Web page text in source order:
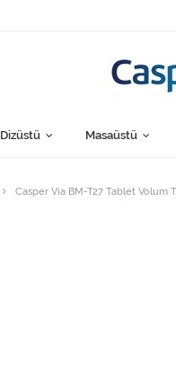
Dizüstü Masaüstü
Casper Via BM-T27 Tablet Volum